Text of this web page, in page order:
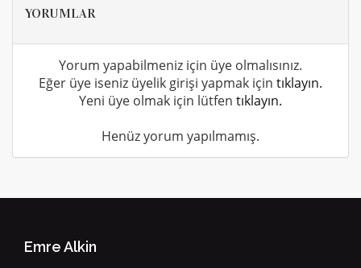
YORUMLAR
Yorum yapabilmeniz için üye olmalısınız.
Eğer üye iseniz üyelik girişi yapmak için tıklayın.
Yeni üye olmak için lütfen tıklayın.
Henüz yorum yapılmamış.
Emre Alkin